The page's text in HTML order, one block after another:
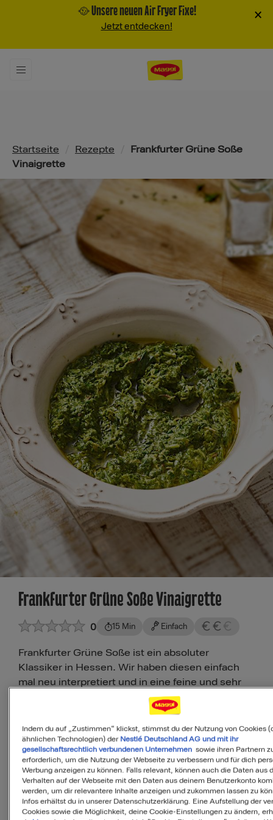
🥘 Unsere neuen Air Fryer Fixe!
Jetzt entdecken!
×
Pfadnavigation
Startseite Rezepte
Frankfurter Grüne Soße
Vinaigrette
Frankfurter Grüne Soße Vinaigrette
0 15 Min Einfach
Frankfurter Grüne Soße ist ein absoluter
Klassiker in Hessen. Wir haben diesen einfach
mal neu interpretiert und in eine feine und sehr
leckere Vinaigrette verwandelt. Besonders
hessisch wird sie mit dem Apfelessig.
Zuletzt aktualisiert: 21.05.2019
Saskia
Maggi Kochstudio Expertin
Indem du auf „Zustimmen“ klickst, stimmst du der Nutzung von Cookies
ähnlichen Technologien) der Nestlé Deutschland AG und mit ihr
gesellschaftsrechtlich verbundenen Unternehmensowie ihren Partnern
erforderlich, um die Nutzung der Webseite zu verbessern und für dich
Werbung anzeigen zu können. Falls relevant, können auch die Daten aus
Verhalten auf der Webseite mit den Daten aus deinem Benutzerkonto
werden, um dir relevantere Inhalte anzeigen und zukommen lassen zu
Infos erhältst du in unserer Datenschutzerklärung. Eine Aufstellung der
Cookies sowie die Möglichkeit, deine Cookie-Einstellungen zu ändern,